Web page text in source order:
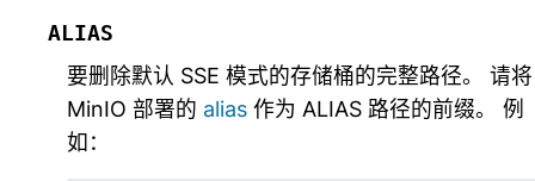
ALIAS
要删除默认 SSE 模式的存储桶的完整路径。 请将
MinIO 部署的 alias 作为 ALIAS 路径的前缀。 例
如：